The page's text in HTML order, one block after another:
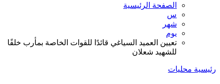
الصفحة الرئيسية
س
شهر
يوم
تعيين العميد السياغي قائدًا للقوات الخاصة بمأرب خلفًا
للشهيد شعلان
رئيسية محليات